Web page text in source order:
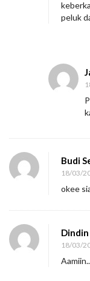
G
peluk
Budi
18/03/
okee
18/03/